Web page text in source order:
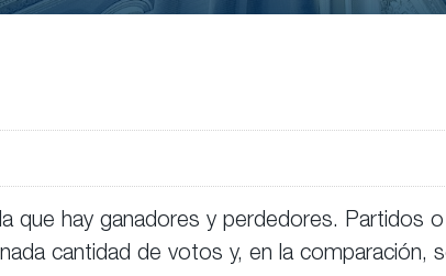
que hay ganadores y perdedores. Partidos o
cantidad de votos y, en la comparación,